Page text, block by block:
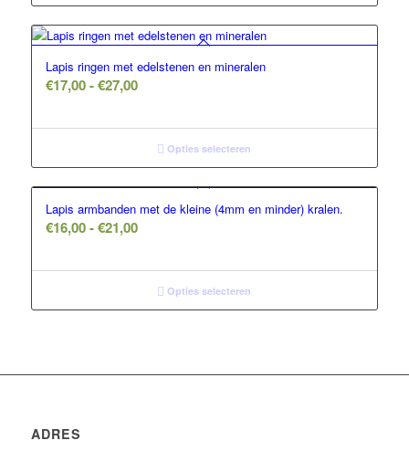
Lapis ringen met edelstenen en mineralen
€17,00 - €27,00Prijsklasse:
tot
€27,00Opties selecteren
Lapis armbanden met de kleine (4mm en minder) kralen.
€16,00 - €21,00Prijsklasse:
tot
€21,00Opties selecteren
ADRES